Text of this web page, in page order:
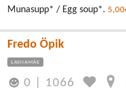
Munasupp* / Egg soup*.
Fredo Öpik
LASNAMÄE
0 1066